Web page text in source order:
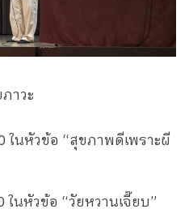
าวะ
ในหัวข้อ “สุขภาพดีเพราะผี
นหัวข้อ “วัยหวานเจี๊ยบ”